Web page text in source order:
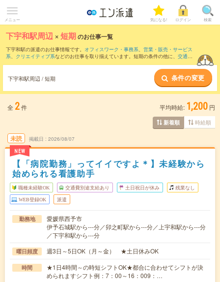
メニュー 気になる! ログイン 検索
下宇和駅周辺 ×短期のお仕事一覧
下宇和駅の派遣のお仕事情報です。 オフィスワーク・事務系、 営業・販売・サービス
系、 クリエイティブ系などのお仕事を取り揃えています。短期の条件の他に、 交通費
下宇和駅周辺 / 短期 条件の変更
全 2件 平均時給: 1,200 円
新着順 時給順
未読
NEW
掲載日 2026/08/07
【「病院勤務」ってイイですよ＊】未経験から
始められる看護助手
職種未経験OK 交通費別途支給あり 土日祝日が休み 残業なし
WEB登録OK 派遣
勤務地
愛媛県西予市
伊予石城駅から---分／卯之町駅から---分／上宇和駅から---分
／下宇和駅から---分
曜日頻度 週3日～5日OK（月～金） ★土日休みOK
時間
★1日4時間～の時短シフトOK★都合に合わせてシフトが決
められますシフト例：7：00～16：009：…